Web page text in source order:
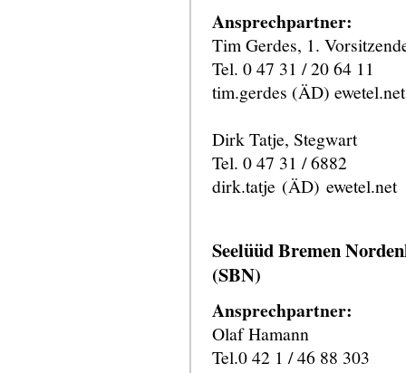
Ansprechpartner:
Tim Gerdes, 1.
Tel. 0 47 31 / 20 64 11
tim.gerdes (ÄD) ewetel.net
Dirk Tatje, Stegwart
Tel. 0 47 31 / 6882
dirk.tatje (ÄD) ewetel.net
Seelüüd Bremen
(SBN)
Ansprechpartner:
Olaf Hamann
Tel.0 42 1 / 46 88 303